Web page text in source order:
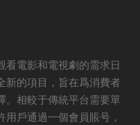
看電影和電視劇的需求日
新的項目，旨在爲消費者
。相較于傳統平台需要單
戶通過一個會員賬号，